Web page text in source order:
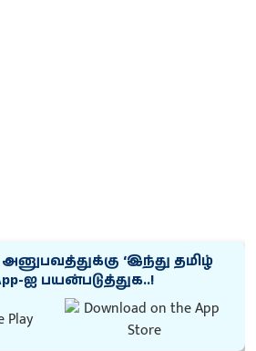
அனுபவத்துக்கு ‘இந்து தமிழ்
ஐ பயன்படுத்துக..!